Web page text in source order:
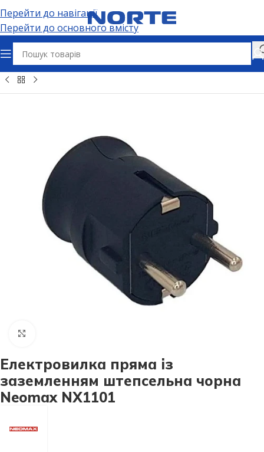
Перейти до навігації
Перейти до основного вмісту
та адаптери Електричні розʼєми Вилки штепсельні
Електровилка пряма із
заземленням штепсельна чорна
Neomax NX1101